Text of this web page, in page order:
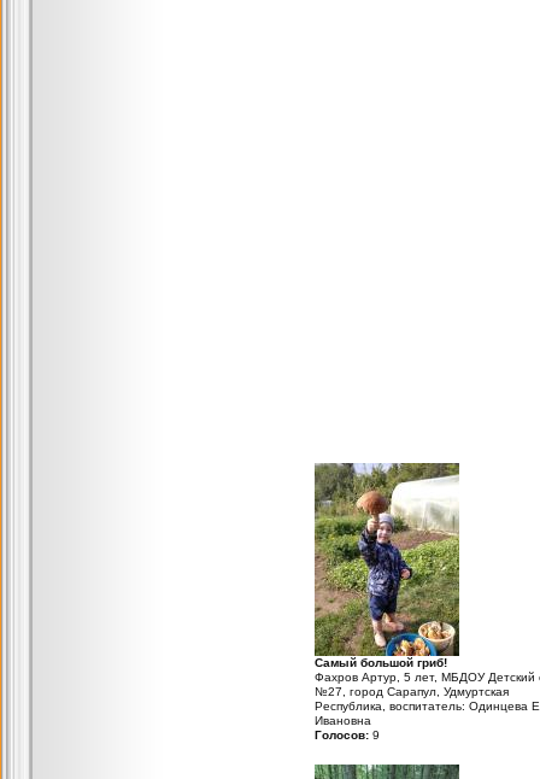
Самый большой гриб!
Фахров Артур, 5 лет, МБДОУ Детский
№27, город Сарапул, Удмуртская
Республика, воспитатель: Одинцева
Ивановна
Голосов: 9